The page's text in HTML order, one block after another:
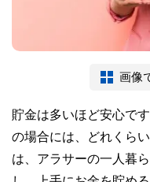
画像
貯金は多いほど安心で
の場合には、どれくら
は、アラサーの一人暮